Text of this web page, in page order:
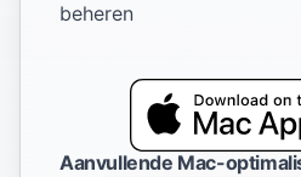
beheren
Aanvullende Mac-